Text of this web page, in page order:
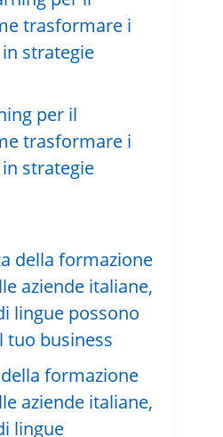
per il
trasformare i
strategie
formazione
aziende italiane,
lingue